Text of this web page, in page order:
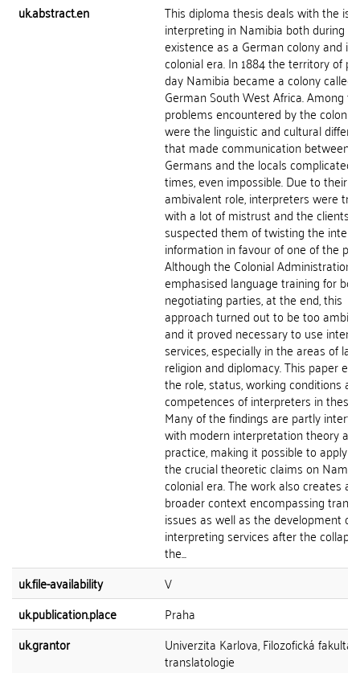
uk.abstract.en
This diploma thesis deals with the
interpreting in Namibia both during its
existence as a German colony and
colonial era. In 1884 the territory of
day Namibia became a colony called
German South West Africa. Among
problems encountered by the
were the linguistic and cultural
that made communication between
Germans and the locals complicated
times, even impossible. Due to their
ambivalent role, interpreters were
with a lot of mistrust and the clients
suspected them of twisting the
information in favour of one of the
Although the Colonial Administration
emphasised language training for
negotiating parties, at the end, this
approach turned out to be too
and it proved necessary to use
services, especially in the areas of law,
religion and diplomacy. This paper
the role, status, working conditions
competences of interpreters in these
Many of the findings are partly
with modern interpretation theory
practice, making it possible to apply
the crucial theoretic claims on
colonial era. The work also creates a
broader context encompassing
issues as well as the development of
interpreting services after the
the...
uk.file-availability
V
uk.publication.place
Praha
uk.grantor
Univerzita Karlova, Filozofická fakulta,
translatologie